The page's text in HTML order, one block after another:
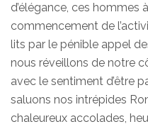
d’élégance, ces
commencement de
lits par le pénible appel
nous réveillons de notre
avec le sentiment d’être
saluons nos intrépides
chaleureux accolades,